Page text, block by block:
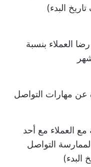
البدء)
العملاء بنسبة
عن مهارات التواصل
مع العملاء مع أحد
التواصل
البدء)